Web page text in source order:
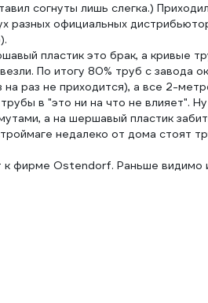
согнуты лишь слегка.)
разных официальных
пластик это брак, а кривые
По итогу 80% труб с завода
раз не приходится), а все 2-
в "это ни на что не влияет".
а на шершавый пластик
недалеко от дома стоят
фирме Ostendorf. Раньше видимо